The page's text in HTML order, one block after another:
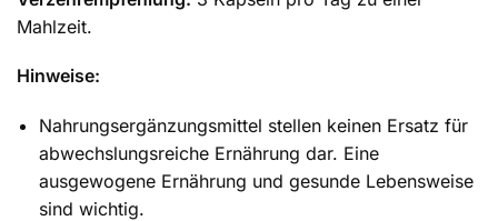
Mahlzeit.
Hinweise:
Nahrungsergänzungsmittel stellen keinen Ersatz für
abwechslungsreiche Ernährung dar. Eine
ausgewogene Ernährung und gesunde Lebensweise
sind wichtig.